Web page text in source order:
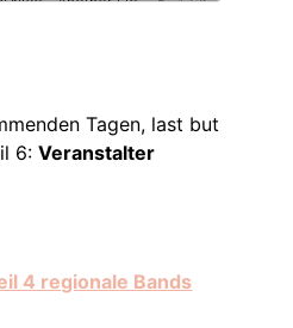
Tagen, last but
6:Veranstalter
4 regionale Bands